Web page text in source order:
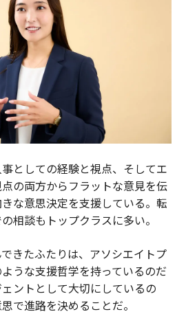
としての経験と視点、そしてエ
の両方からフラットな意見を伝
な意思決定を支援している。転
相談もトップクラスに多い。
きたふたりは、アソシエイトプ
うな支援哲学を持っているのだ
ントとして大切にしているの
で進路を決めることだ。